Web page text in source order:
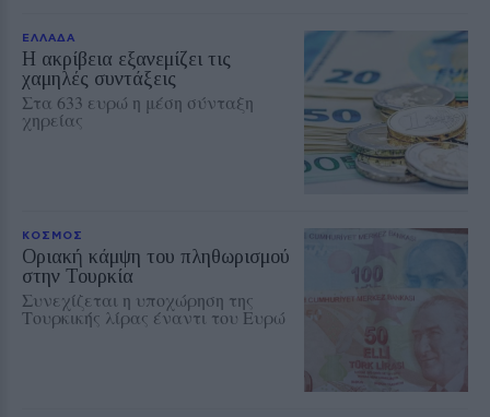
ΕΛΛΑΔΑ
Η ακρίβεια εξανεμίζει τις
χαμηλές συντάξεις
Στα 633 ευρώ η μέση σύνταξη
χηρείας
ΚΟΣΜΟΣ
Οριακή κάμψη του πληθωρισμού
στην Τουρκία
Συνεχίζεται η υποχώρηση της
Τουρκικής λίρας έναντι του Ευρώ